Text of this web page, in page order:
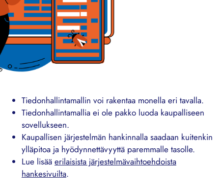
Tiedonhallintamallin voi rakentaa monella eri tavalla.
Tiedonhallintamallia ei ole pakko luoda kaupalliseen
sovellukseen.
Kaupallisen järjestelmän hankinnalla saadaan kuitenkin
ylläpitoa ja hyödynnettävyyttä paremmalle tasolle.
Lue lisää erilaisista järjestelmävaihtoehdoista
hankesivuilta.